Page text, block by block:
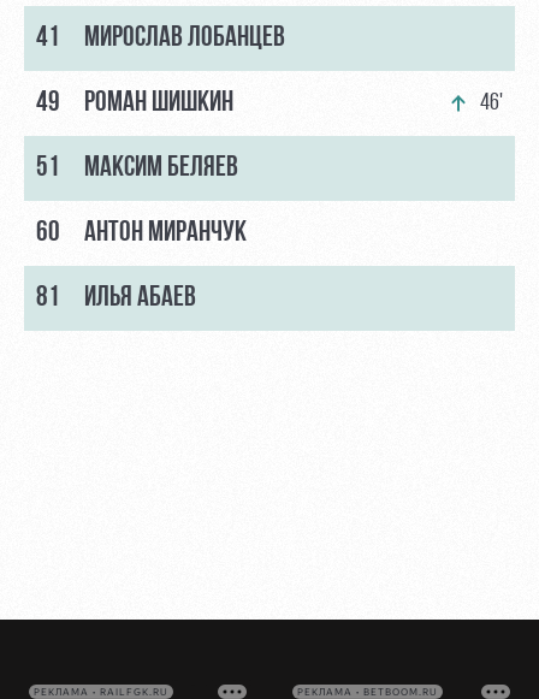
41 МИРОСЛАВ ЛОБАНЦЕВ
49 РОМАН ШИШКИН 46'
51 МАКСИМ БЕЛЯЕВ
60 АНТОН МИРАНЧУК
81 ИЛЬЯ АБАЕВ
РЕКЛАМА • RAILFGK.RU РЕКЛАМА • BETBOOM.RU